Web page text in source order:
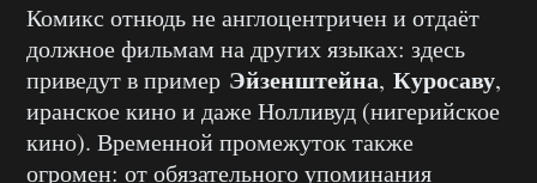
Комикс отнюдь не англоцентричен и отдаёт
должное фильмам на других языках: здесь
приведут в пример Эйзенштейна, Куросаву,
иранское кино и даже Нолливуд (нигерийское
кино). Временной промежуток также
огромен: от обязательного упоминания